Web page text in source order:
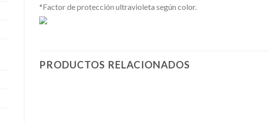
*Factor de protección ultravioleta según color.
PRODUCTOS RELACIONADOS